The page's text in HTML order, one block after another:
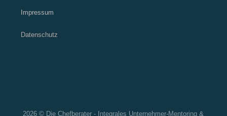
Impressum
Datenschutz
2026 © Die Chefberater - Integrales Unternehmer-Mentoring &